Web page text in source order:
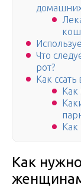
Что
рот?
Как ссать
Как
Как
Как